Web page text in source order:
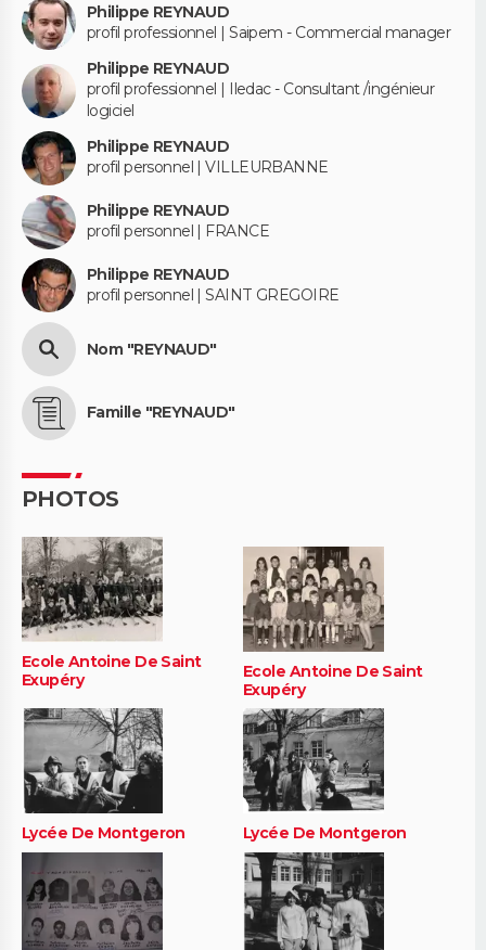
Philippe REYNAUD
profil professionnel | Saipem - Commercial manager
Philippe REYNAUD
profil professionnel | Iledac - Consultant /ingénieur
logiciel
Philippe REYNAUD
profil personnel | VILLEURBANNE
Philippe REYNAUD
profil personnel | FRANCE
Philippe REYNAUD
profil personnel | SAINT GREGOIRE
Nom "REYNAUD"
Famille "REYNAUD"
PHOTOS
Ecole Antoine De Saint
Exupéry
Ecole Antoine De Saint
Exupéry
Lycée De Montgeron Lycée De Montgeron